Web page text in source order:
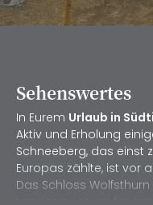
Sehenswertes
In Eurem Urlaub in
Aktiv und Erholung
Schneeberg, das einst
Europas zählte, ist vor
Das Schloss